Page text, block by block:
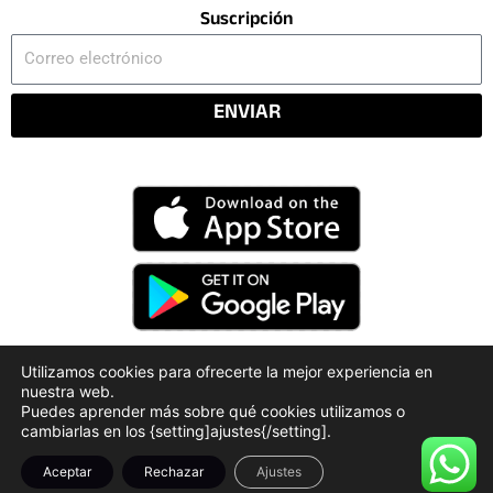
Suscripción
ENVIAR
Código Deontológico
Políticas de Privacidad
Derechos Reservados © 2026 - Radiopuntorojo.com
Utilizamos cookies para ofrecerte la mejor experiencia en
nuestra web.
Puedes aprender más sobre qué cookies utilizamos o
cambiarlas en los {setting]ajustes{/setting].
Aceptar Rechazar Ajustes